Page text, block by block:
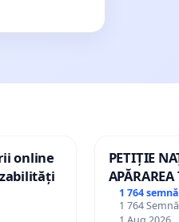
online
PETIȚIE
APĂRAREA
DE
1 764
1 764